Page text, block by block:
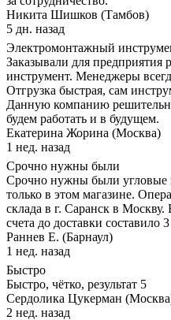
Никита Шишков (Тамбов)
5 дн. назад
Электромонтажный
Заказывали для
инструмент. Менеджеры
Отгрузка быстрая, сам
Данную компанию
будем работать и в будущем.
Екатерина Жорина (Москва)
1 нед. назад
Срочно нужны были
Срочно нужны были угловые
только в этом магазине.
склада в г. Саранск в
счета до доставки составило
Раннев Е. (Барнаул)
1 нед. назад
Быстро
Быстро, чётко, результат 5
Сердолика Цукерман
2 нед. назад